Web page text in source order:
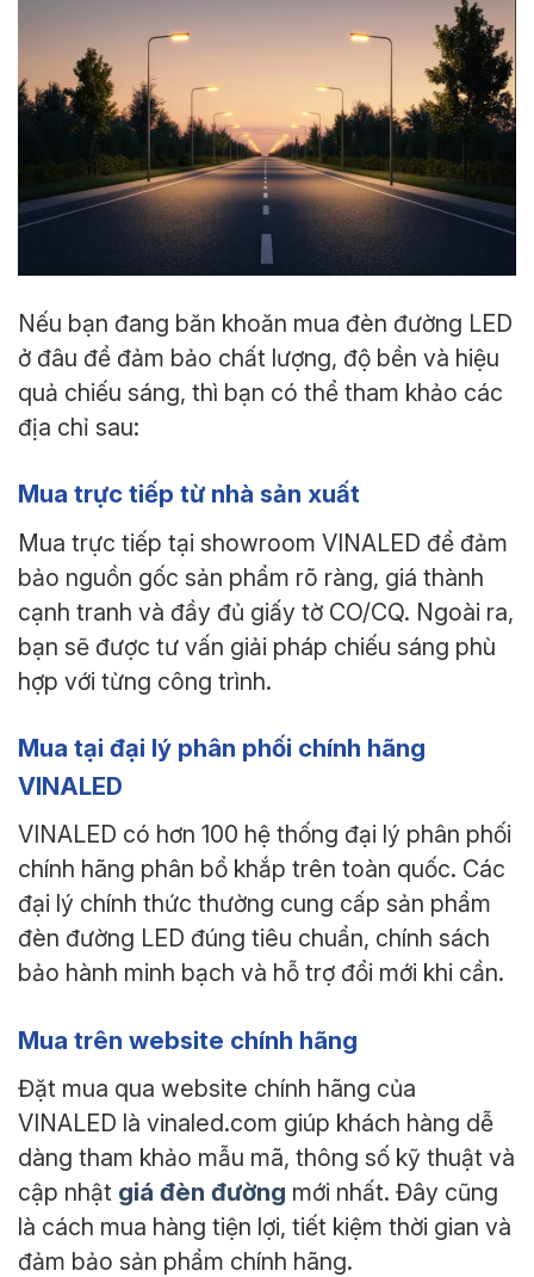
Nếu bạn đang băn khoăn mua đèn đường LED
ở đâu để đảm bảo chất lượng, độ bền và hiệu
quả chiếu sáng, thì bạn có thể tham khảo các
địa chỉ sau:
Mua trực tiếp từ nhà sản xuất
Mua trực tiếp tại showroom VINALED để đảm
bảo nguồn gốc sản phẩm rõ ràng, giá thành
cạnh tranh và đầy đủ giấy tờ CO/CQ. Ngoài ra,
bạn sẽ được tư vấn giải pháp chiếu sáng phù
hợp với từng công trình.
Mua tại đại lý phân phối chính hãng
VINALED
VINALED có hơn 100 hệ thống đại lý phân phối
chính hãng phân bổ khắp trên toàn quốc. Các
đại lý chính thức thường cung cấp sản phẩm
đèn đường LED đúng tiêu chuẩn, chính sách
bảo hành minh bạch và hỗ trợ đổi mới khi cần.
Mua trên website chính hãng
Đặt mua qua website chính hãng của
VINALED là vinaled.com giúp khách hàng dễ
dàng tham khảo mẫu mã, thông số kỹ thuật và
cập nhật giá đèn đường mới nhất. Đây cũng
là cách mua hàng tiện lợi, tiết kiệm thời gian và
đảm bảo sản phẩm chính hãng.